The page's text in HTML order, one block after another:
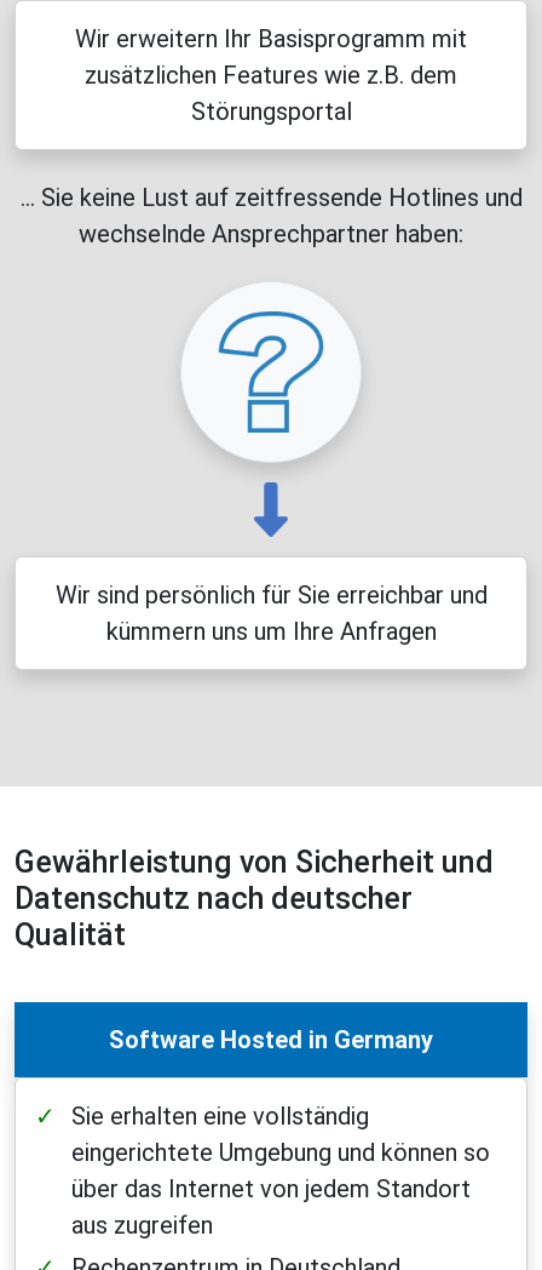
Wir erweitern Ihr Basisprogramm mit
zusätzlichen Features wie z.B. dem
Störungsportal
... Sie keine Lust auf zeitfressende Hotlines und
wechselnde Ansprechpartner haben:
Wir sind persönlich für Sie erreichbar und
kümmern uns um Ihre Anfragen
Gewährleistung von Sicherheit und
Datenschutz nach deutscher
Qualität
Software Hosted in Germany
Sie erhalten eine vollständig
eingerichtete Umgebung und können so
über das Internet von jedem Standort
aus zugreifen